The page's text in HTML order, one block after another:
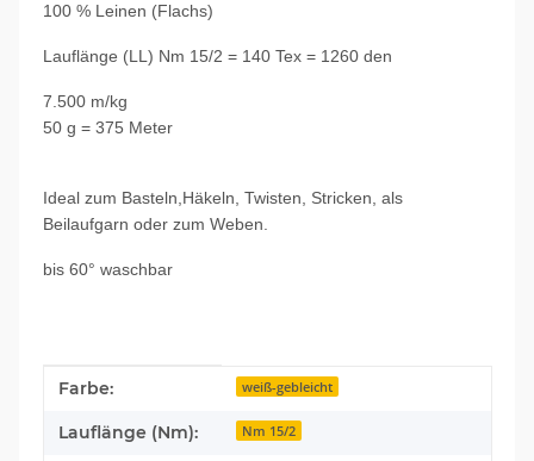
100 % Leinen (Flachs)
Lauflänge (LL) Nm 15/2 = 140 Tex = 1260 den
7.500 m/kg
50 g = 375 Meter
Ideal zum Basteln,Häkeln, Twisten, Stricken, als
Beilaufgarn oder zum Weben.
bis 60° waschbar
Produkteigenschaft
Wert
Farbe: weiß-gebleicht
Lauflänge (Nm): Nm 15/2